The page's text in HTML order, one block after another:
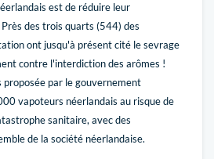
est de réduire leur
des trois quarts (544) des
ont jusqu'à présent cité le sevrage
contre l'interdiction des arômes !
proposée par le gouvernement
vapoteurs néerlandais au risque de
sanitaire, avec des
de la société néerlandaise.